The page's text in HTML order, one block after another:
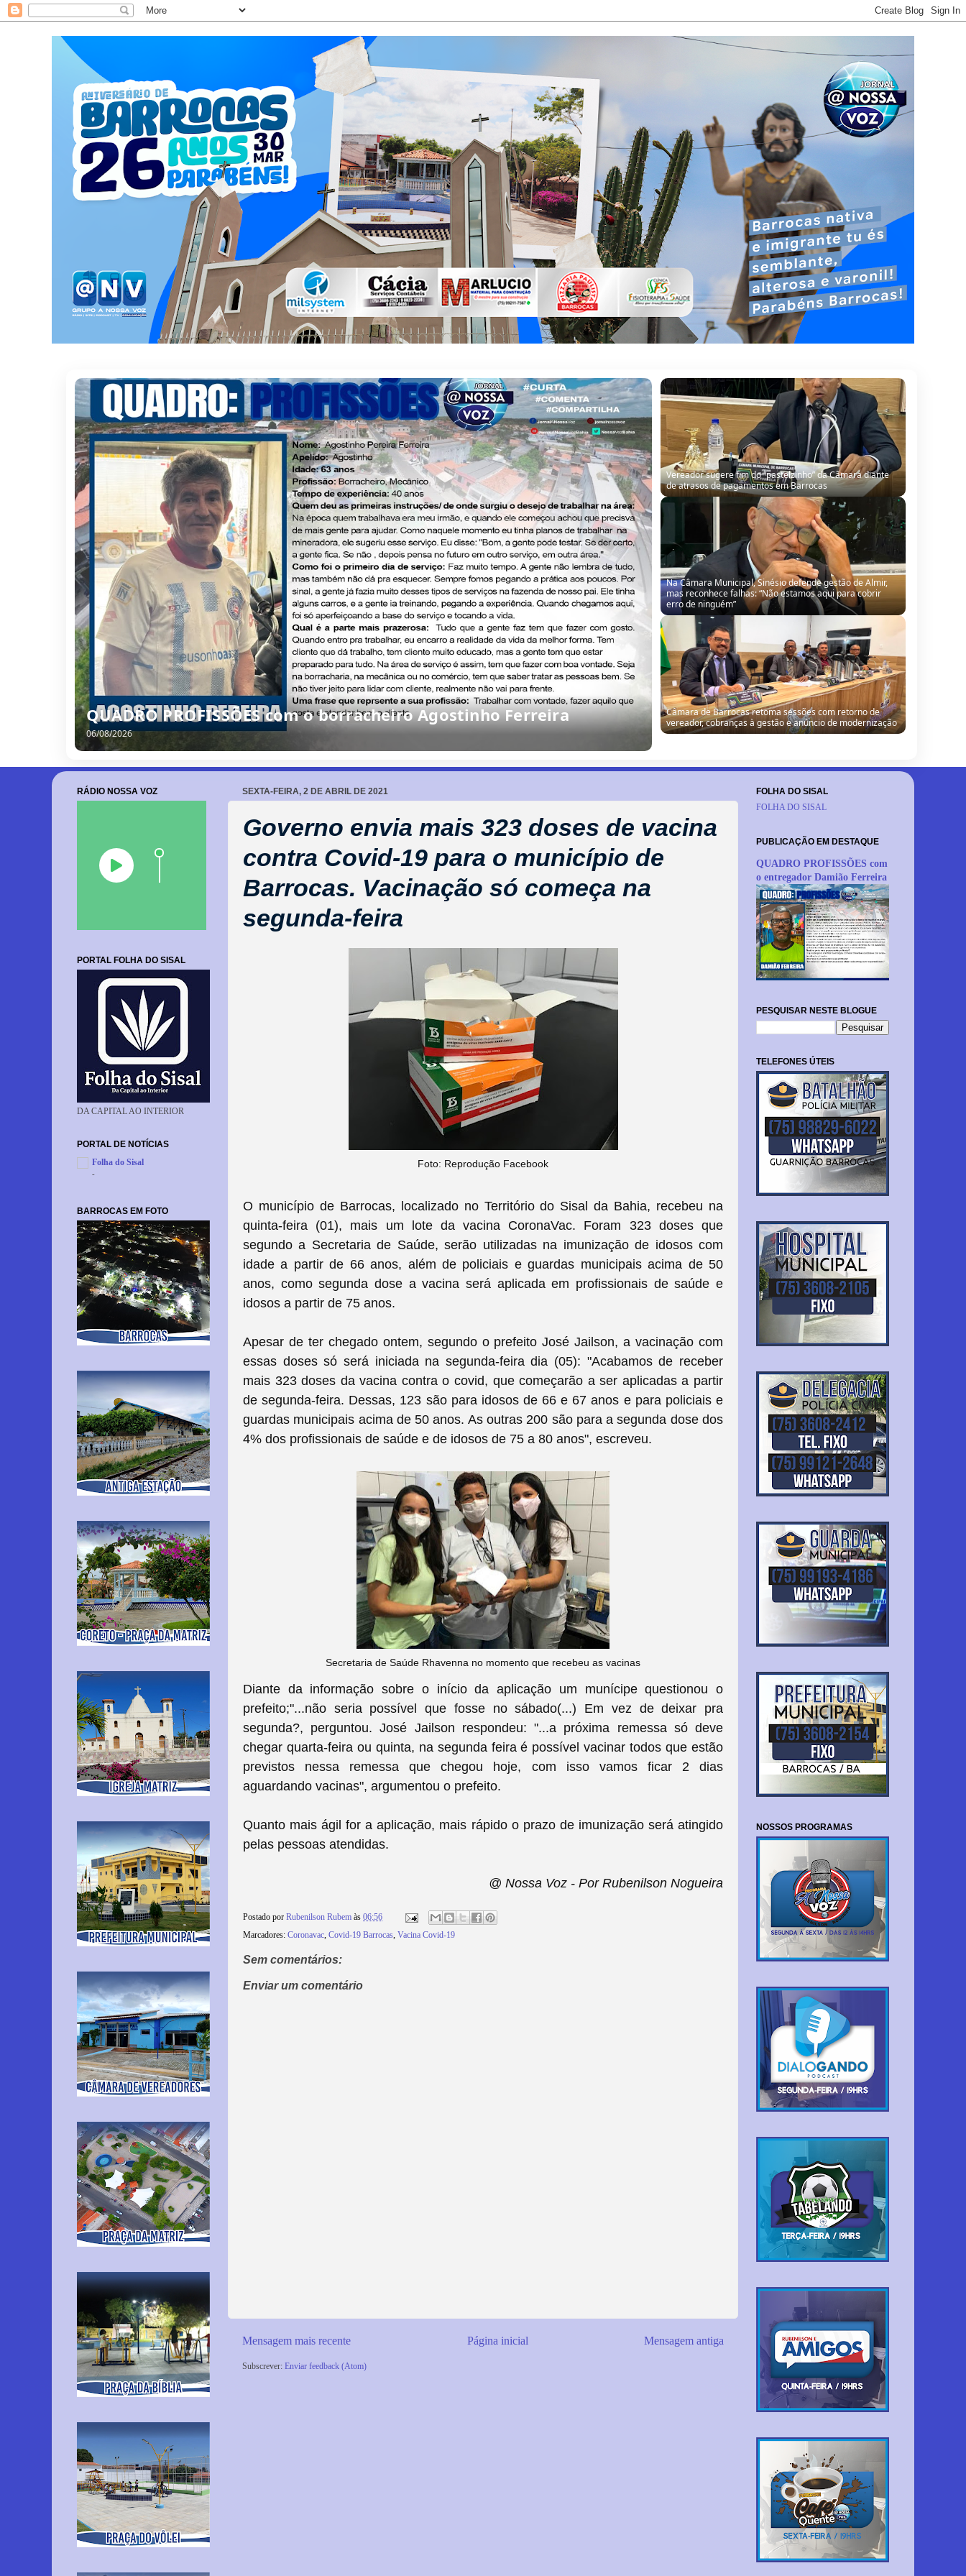
Vereador sugere fim do “pastelzinho” da Câmara diante de atrasos
de pagamentos em Barrocas
07/08/2026
Na Câmara Municipal, Sinésio defende gestão de Almir,
mas reconhece falhas: “Não estamos aqui para cobrir
erro de ninguém”
Câmara de Barrocas retoma sessões com retorno de
vereador, cobranças à gestão e anúncio de modernização
QUADRO PROFISSÕES com o borracheiro Agostinho
Ferreira
SEXTA-FEIRA, 2 DE ABRIL DE 2021
Governo envia mais 323 doses de vacina
contra Covid-19 para o município de
Barrocas. Vacinação só começa na
segunda-feira
Foto: Reprodução Facebook
O município de Barrocas, localizado no Território do Sisal da Bahia, recebeu na
quinta-feira (01), mais um lote da vacina CoronaVac. Foram 323 doses que
segundo a Secretaria de Saúde, serão utilizadas na imunização de idosos com
idade a partir de 66 anos, além de policiais e guardas municipais acima de 50
anos, como segunda dose a vacina será aplicada em profissionais de saúde e
idosos a partir de 75 anos.
Apesar de ter chegado ontem, segundo o prefeito José Jailson, a vacinação com
essas doses só será iniciada na segunda-feira dia (05): "Acabamos de receber
mais 323 doses da vacina contra o covid, que começarão a ser aplicadas a partir
de segunda-feira. Dessas, 123 são para idosos de 66 e 67 anos e para policiais e
guardas municipais acima de 50 anos. As outras 200 são para a segunda dose dos
4% dos profissionais de saúde e de idosos de 75 a 80 anos", escreveu.
Secretaria de Saúde Rhavenna no momento que recebeu as vacinas
Diante da informação sobre o início da aplicação um munícipe questionou o
prefeito;"...não seria possível que fosse no sábado(...) Em vez de deixar pra
segunda?, perguntou. José Jailson respondeu: "...a próxima remessa só deve
chegar quarta-feira ou quinta, na segunda feira é possível vacinar todos que estão
previstos nessa remessa que chegou hoje, com isso vamos ficar 2 dias
aguardando vacinas", argumentou o prefeito.
Quanto mais ágil for a aplicação, mais rápido o prazo de imunização será atingido
pelas pessoas atendidas.
@ Nossa Voz - Por Rubenilson Nogueira
Postado por Rubenilson Rubem às 06:56
Marcadores: Coronavac, Covid-19 Barrocas, Vacina Covid-19
Sem comentários:
Enviar um comentário
Mensagem mais recente Mensagem antiga
Página inicial
Subscrever: Enviar feedback (Atom)
RÁDIO NOSSA VOZ
PORTAL FOLHA DO SISAL
DA CAPITAL AO INTERIOR
PORTAL DE NOTÍCIAS
Folha do Sisal
-
BARROCAS EM FOTO
FOLHA DO SISAL
FOLHA DO SISAL
PUBLICAÇÃO EM DESTAQUE
QUADRO PROFISSÕES com
o entregador Damião Ferreira
PESQUISAR NESTE BLOGUE
TELEFONES ÚTEIS
NOSSOS PROGRAMAS